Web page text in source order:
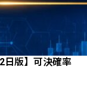
日版】可決確率